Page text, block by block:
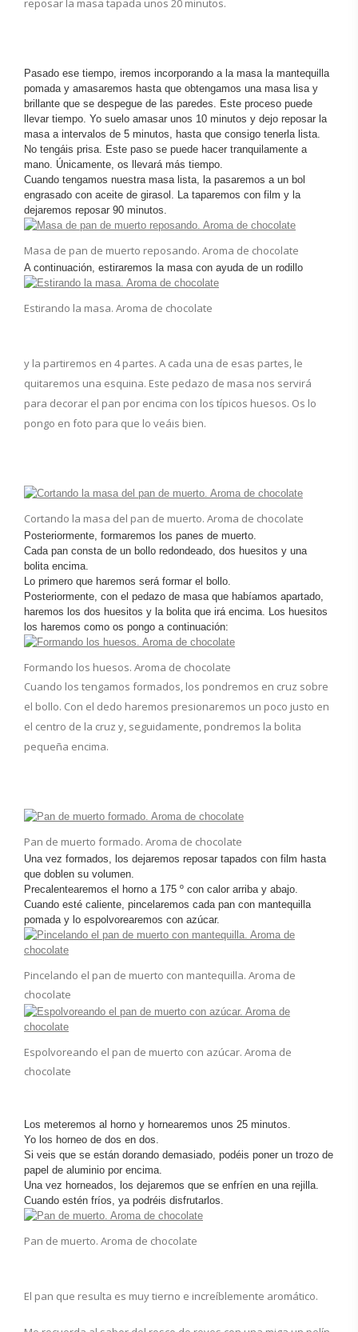
reposar la masa tapada unos 20 minutos.
Pasado ese tiempo, iremos incorporando a la masa la mantequilla
pomada y amasaremos hasta que obtengamos una masa lisa y
brillante que se despegue de las paredes. Este proceso puede
llevar tiempo. Yo suelo amasar unos 10 minutos y dejo reposar la
masa a intervalos de 5 minutos, hasta que consigo tenerla lista.
No tengáis prisa. Este paso se puede hacer tranquilamente a
mano. Únicamente, os llevará más tiempo.
Cuando tengamos nuestra masa lista, la pasaremos a un bol
engrasado con aceite de girasol. La taparemos con film y la
dejaremos reposar 90 minutos.
Masa de pan de muerto reposando. Aroma de chocolate
A continuación, estiraremos la masa con ayuda de un rodillo
Estirando la masa. Aroma de chocolate
y la partiremos en 4 partes. A cada una de esas partes, le
quitaremos una esquina. Este pedazo de masa nos servirá
para decorar el pan por encima con los típicos huesos. Os lo
pongo en foto para que lo veáis bien.
Cortando la masa del pan de muerto. Aroma de chocolate
Posteriormente, formaremos los panes de muerto.
Cada pan consta de un bollo redondeado, dos huesitos y una
bolita encima.
Lo primero que haremos será formar el bollo.
Posteriormente, con el pedazo de masa que habíamos apartado,
haremos los dos huesitos y la bolita que irá encima. Los huesitos
los haremos como os pongo a continuación:
Formando los huesos. Aroma de chocolate
Cuando los tengamos formados, los pondremos en cruz sobre
el bollo. Con el dedo haremos presionaremos un poco justo en
el centro de la cruz y, seguidamente, pondremos la bolita
pequeña encima.
Pan de muerto formado. Aroma de chocolate
Una vez formados, los dejaremos reposar tapados con film hasta
que doblen su volumen.
Precalentearemos el horno a 175 º con calor arriba y abajo.
Cuando esté caliente, pincelaremos cada pan con mantequilla
pomada y lo espolvorearemos con azúcar.
Pincelando el pan de muerto con mantequilla. Aroma de
chocolate
Espolvoreando el pan de muerto con azúcar. Aroma de
chocolate
Los meteremos al horno y hornearemos unos 25 minutos.
Yo los horneo de dos en dos.
Si veis que se están dorando demasiado, podéis poner un trozo de
papel de aluminio por encima.
Una vez horneados, los dejaremos que se enfríen en una rejilla.
Cuando estén fríos, ya podréis disfrutarlos.
Pan de muerto. Aroma de chocolate
El pan que resulta es muy tierno e increíblemente aromático.